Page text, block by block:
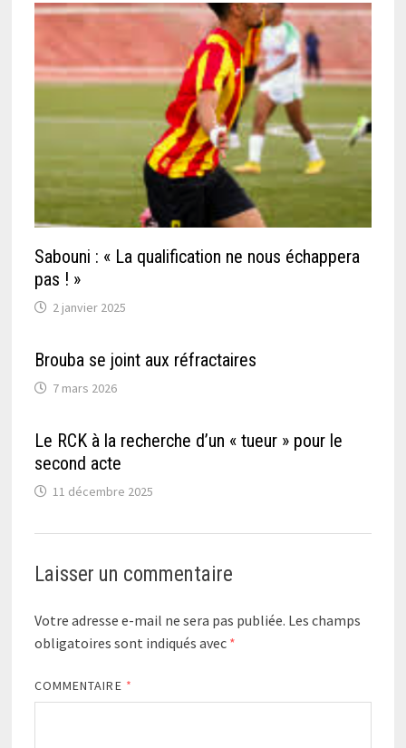
Sabouni : « La qualification ne nous échappera
pas ! »
2 janvier 2025
Brouba se joint aux réfractaires
7 mars 2026
Le RCK à la recherche d’un « tueur » pour le
second acte
11 décembre 2025
Laisser un commentaire
Votre adresse e-mail ne sera pas publiée. Les champs
obligatoires sont indiqués avec *
COMMENTAIRE *